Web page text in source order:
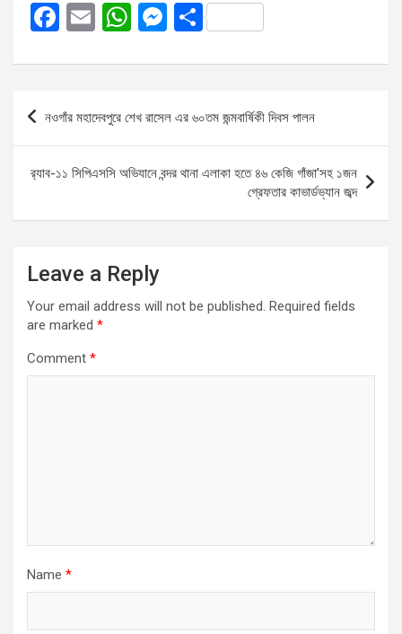
F
ce
b
o
o
k
E
ail
W
at
A
p
p
M
se
g
er
S
ar
Post
navigation
নওগাঁর মহাদেবপুরে শেখ রাসেল এর ৬০তম জন্মবার্ষিকী দিবস পালন
র‌্যাব-১১ সিপিএসসি অভিযানে বন্দর থানা এলাকা হতে ৪৬ কেজি গাঁজা’সহ ১জন
গ্রেফতার কাভার্ডভ্যান জব্দ
Leave a Reply
Your email address will not be published. Required fields
are marked *
Comment *
Name *